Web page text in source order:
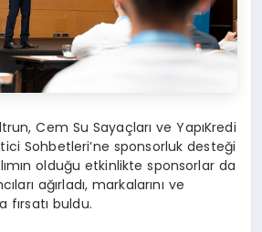
Cem Su Sayaçları ve YapıKredi
Sohbetleri’ne sponsorluk desteği
olduğu etkinlikte sponsorlar da
ağırladı, markalarını ve
fırsatı buldu.